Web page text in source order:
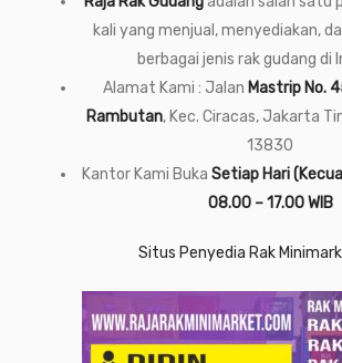
kali yang menjual, menyediakan,
berbagai jenis rak gudang di
Alamat Kami : Jalan Mastrip No.
Rambutan, Kec. Ciracas, Jakarta
13830
Kantor Kami Buka Setiap Hari
08.00 – 17.00 WIB
Situs Penyedia Rak